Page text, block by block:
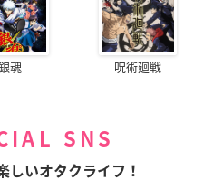
魂 呪術廻戦
SNS
しいオタクライフ！